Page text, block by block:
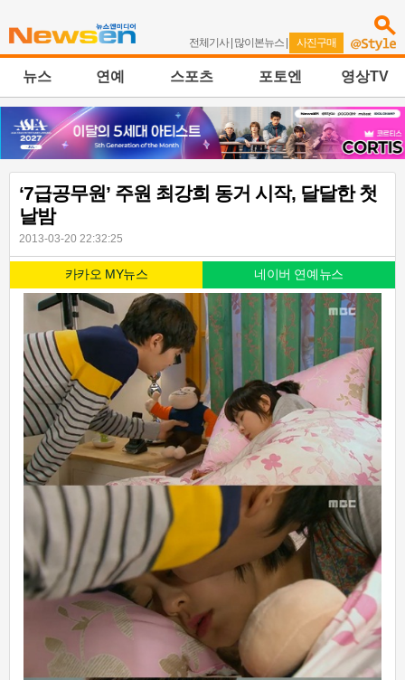
전체기사| 많이본뉴스 | 사진구매
뉴스 연예 스포츠 포토엔 영상TV
‘7급공무원’ 주원 최강희 동거 시작, 달달한 첫
날밤
2013-03-20 22:32:25
카카오 MY뉴스 네이버 연예뉴스